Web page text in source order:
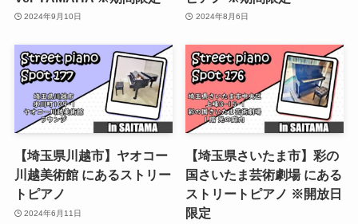
2024年9月10日 2024年8月6日
【埼玉県川越市】ヤオコー
川越美術館 にあるストリー
トピアノ
2024年6月11日
【埼玉県さいたま市】彩の
国さいたま芸術劇場 にある
ストリートピアノ ※開放日
限定